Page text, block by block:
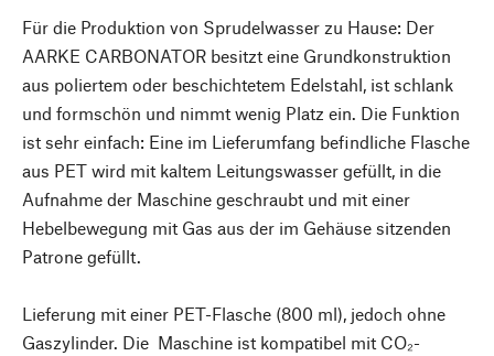
Für die Produktion von Sprudelwasser zu Hause: Der
AARKE CARBONATOR besitzt eine Grundkonstruktion
aus poliertem oder beschichtetem Edelstahl, ist schlank
und formschön und nimmt wenig Platz ein. Die Funktion
ist sehr einfach: Eine im Lieferumfang befindliche Flasche
aus PET wird mit kaltem Leitungswasser gefüllt, in die
Aufnahme der Maschine geschraubt und mit einer
Hebelbewegung mit Gas aus der im Gehäuse sitzenden
Patrone gefüllt.
Lieferung mit einer PET-Flasche (800 ml), jedoch ohne
Gaszylinder. Die Maschine ist kompatibel mit CO₂-